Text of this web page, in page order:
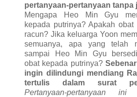
pertanyaan-pertanyaan tanpa
Mengapa Heo Min Gyu
kepada putrinya? Apakah obat
racun? Jika keluarga Yoon
semuanya, apa yang telah
sampai Heo Min Gyu
obat kepada putrinya?
ingin dilindungi mendiang
tertulis dalam surat
Pertanyaan-pertanyaan